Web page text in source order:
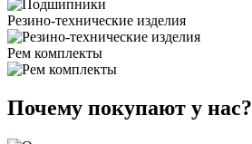
Резино-технические изделия
Рем комплекты
Почему покупают у нас?